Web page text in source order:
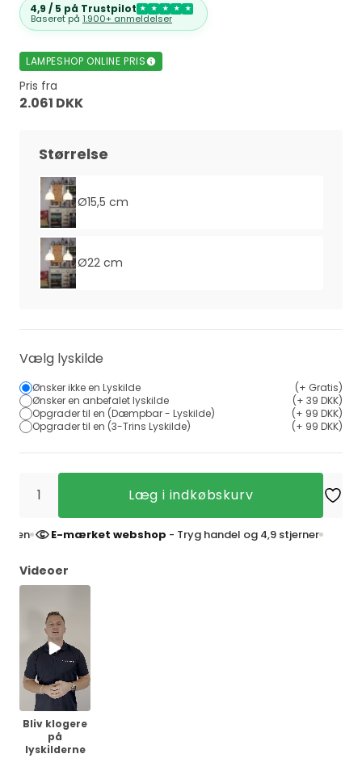
4,9 / 5 på Trustpilot ★ ★ ★ ★ ★
Baseret på 1.900+ anmeldelser
LAMPESHOP ONLINE PRIS
Pris fra
2.061 DKK
Størrelse
Ø15,5 cm
Ø22 cm
Vælg lyskilde
Ønsker ikke en Lyskilde
(+ Gratis)
Ønsker en anbefalet lyskilde
(+ 39 DKK)
Opgrader til en (Dæmpbar - Lyskilde)
(+ 99 DKK)
Opgrader til en (3-Trins Lyskilde)
(+ 99 DKK)
Læg i indkøbskurv
E-mærket webshop- Tryg handel og 4,9 stjerner
Videoer
Bliv klogere
på
lyskilderne